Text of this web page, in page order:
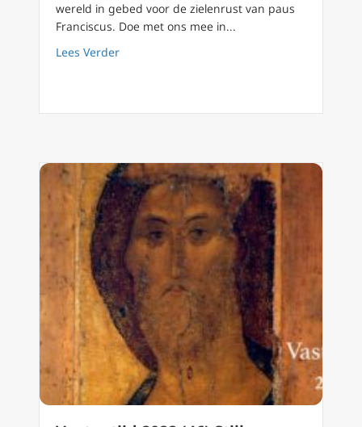
wereld in gebed voor de zielenrust van paus
Franciscus. Doe met ons mee in...
Lees Verderabout Gebeden voor Paus Franciscus: Geef